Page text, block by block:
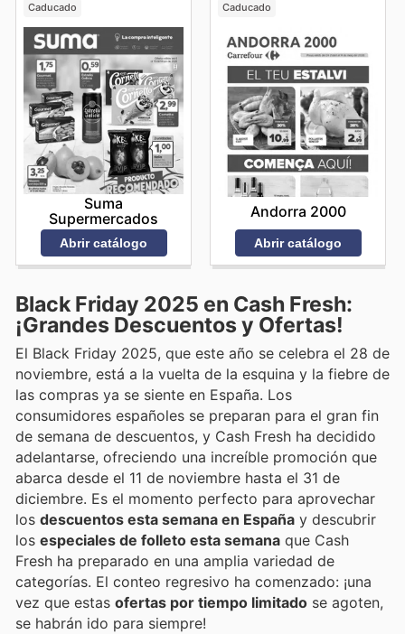
Caducado
Suma
Supermercados
Abrir catálogo
Caducado
Andorra 2000
Abrir catálogo
Black Friday 2025 en Cash Fresh:
¡Grandes Descuentos y Ofertas!
El Black Friday 2025, que este año se celebra el 28 de
noviembre, está a la vuelta de la esquina y la fiebre de
las compras ya se siente en España. Los
consumidores españoles se preparan para el gran fin
de semana de descuentos, y Cash Fresh ha decidido
adelantarse, ofreciendo una increíble promoción que
abarca desde el 11 de noviembre hasta el 31 de
diciembre. Es el momento perfecto para aprovechar
los descuentos esta semana en España y descubrir
los especiales de folleto esta semana que Cash
Fresh ha preparado en una amplia variedad de
categorías. El conteo regresivo ha comenzado: ¡una
vez que estas ofertas por tiempo limitado se agoten,
se habrán ido para siempre!